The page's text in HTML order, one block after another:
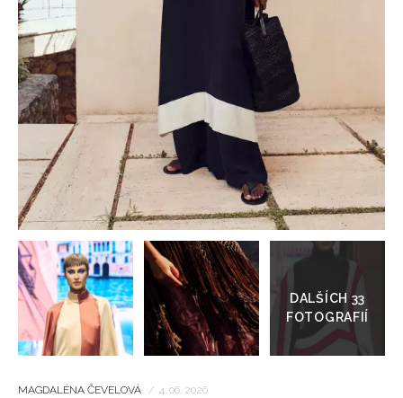
HOME
Přejít
galerie
MAGDALÉNA ČEVELOVÁ / 4. 06. 2026